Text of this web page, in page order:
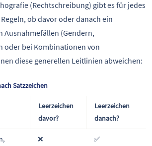
(Rechtschreibung) gibt es für jedes
ob davor oder danach ein
Ausnahmefällen (Gendern,
oder bei Kombinationen von
diese generellen Leitlinien abweichen:
Satzzeichen
Leerzeichen
davor?
Leerzeichen
danach?
❌ ✅